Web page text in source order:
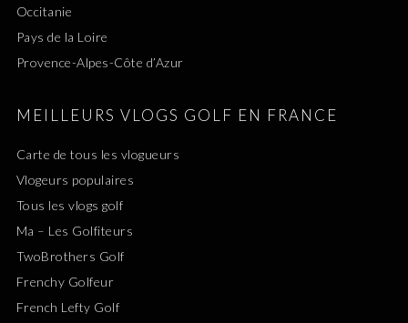
Occitanie
Pays de la Loire
Provence-Alpes-Côte d’Azur
MEILLEURS VLOGS GOLF EN FRANCE
Carte de tous les vlogueurs
Vlogeurs populaires
Tous les vlogs golf
Ma – Les Golfiteurs
TwoBrothers Golf
Frenchy Golfeur
French Lefty Golf